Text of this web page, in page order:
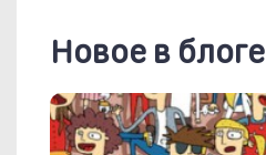
Новое в блоге